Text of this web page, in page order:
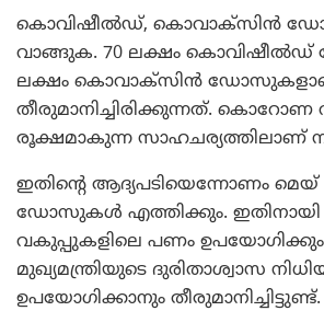
കൊവിഷീല്‍ഡ്, കൊവാക്സിന്‍
വാങ്ങുക. 70 ലക്ഷം
ലക്ഷം കൊവാക്സിന്‍
തീരുമാനിച്ചിരിക്കുന്നത്. കൊറോണ
രൂക്ഷമാകുന്ന സാഹചര്യത്തിലാണ്
ഇതിന്റെ ആദ്യപടിയെന്നോണം മെയ്
ഡോസുകള്‍ എത്തിക്കും. ഇതിനായി
വകുപ്പുകളിലെ പണം
മുഖ്യമന്ത്രിയുടെ ദുരിതാശ്വാസ
ഉപയോഗിക്കാനും തീരുമാനിച്ചിട്ടുണ്ട്.